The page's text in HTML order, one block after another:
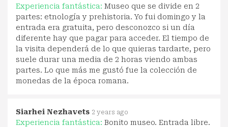
Experiencia fantástica: Museo que se divide en 2
partes: etnología y prehistoria. Yo fui domingo y la
entrada era gratuita, pero desconozco si un día
diferente hay que pagar para acceder. El tiempo de
la visita dependerá de lo que quieras tardarte, pero
suele durar una media de 2 horas viendo ambas
partes. Lo que más me gustó fue la colección de
monedas de la época romana.
Siarhei Nezhavets 2 years ago
Experiencia fantástica: Bonito museo. Entrada libre.